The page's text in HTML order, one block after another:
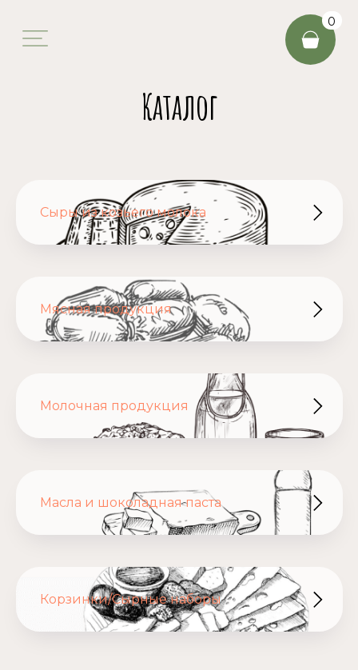
Каталог
Сыры из козьего молока
Мясная продукция
Молочная продукция
Масла и шоколадная паста
Корзинки/Сырные наборы
Сыры из козьего молока
Назад к
Выдержка от 18 месяцев